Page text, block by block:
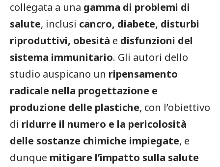
collegata a una gamma di problemi di
salute, inclusi cancro, diabete, disturbi
riproduttivi, obesità e disfunzioni del
sistema immunitario. Gli autori dello
studio auspicano un ripensamento
radicale nella progettazione e
produzione delle plastiche, con l’obiettivo
di ridurre il numero e la pericolosità
delle sostanze chimiche impiegate, e
dunque mitigare l’impatto sulla salute